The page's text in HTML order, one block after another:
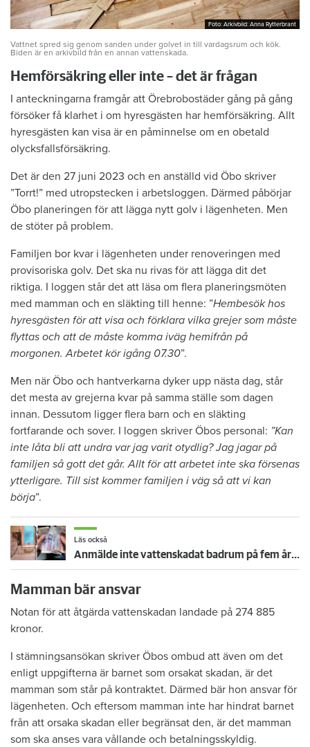
Foto: Arkivbild: Anna Rytterbrant
Foto: Arkivbild: Anna Rytterbrant
Vattnet spred sig genom sanden under golvet in till vardagsrum och kök.
Biden är en arkivbild från en annan vattenskada.
Hemförsäkring eller inte – det är frågan
I anteckningarna framgår att Örebrobostäder gång på gång
försöker få klarhet i om hyresgästen har hemförsäkring. Allt
hyresgästen kan visa är en påminnelse om en obetald
olycksfallsförsäkring.
Det är den 27 juni 2023 och en anställd vid Öbo skriver
”Torrt!” med utropstecken i arbetsloggen. Därmed påbörjar
Öbo planeringen för att lägga nytt golv i lägenheten. Men
de stöter på problem.
Familjen bor kvar i lägenheten under renoveringen med
provisoriska golv. Det ska nu rivas för att lägga dit det
riktiga. I loggen står det att läsa om flera planeringsmöten
med mamman och en släkting till henne: ”Hembesök hos
hyresgästen för att visa och förklara vilka grejer som måste
flyttas och att de måste komma iväg hemifrån på
morgonen. Arbetet kör igång 07.30”.
Men när Öbo och hantverkarna dyker upp nästa dag, står
det mesta av grejerna kvar på samma ställe som dagen
innan. Dessutom ligger flera barn och en släkting
fortfarande och sover. I loggen skriver Öbos personal: ”Kan
inte låta bli att undra var jag varit otydlig? Jag jagar på
familjen så gott det går. Allt för att arbetet inte ska försenas
ytterligare. Till sist kommer familjen i väg så att vi kan
börja”.
Läs också
Anmälde inte vattenskadat badrum på fem år – krävs på 125 000 kronor
Mamman bär ansvar
Notan för att åtgärda vattenskadan landade på 274 885
kronor.
I stämningsansökan skriver Öbos ombud att även om det
enligt uppgifterna är barnet som orsakat skadan, är det
mamman som står på kontraktet. Därmed bär hon ansvar för
lägenheten. Och eftersom mamman inte har hindrat barnet
från att orsaka skadan eller begränsat den, är det mamman
som ska anses vara vållande och betalningsskyldig.